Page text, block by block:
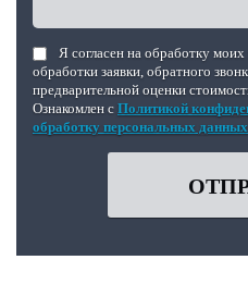
Я согласен на обработку
обработки заявки, обратного
предварительной оценки
Ознакомлен с Политикой
обработку персональных данных